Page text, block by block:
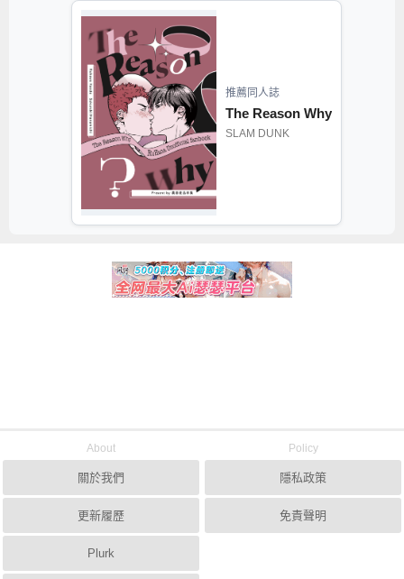
推薦同人誌
The Reason Why
SLAM DUNK
About
關於我們
更新履歷
Plurk
Policy
隱私政策
免責聲明